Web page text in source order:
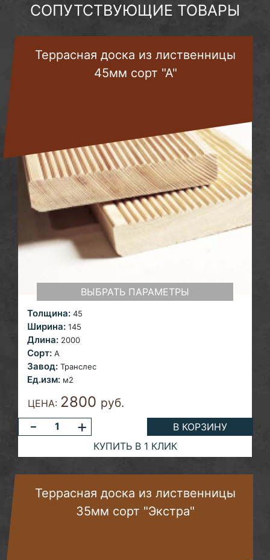
СОПУТСТВУЮЩИЕ ТОВАРЫ
Террасная доска из лиственницы
45мм сорт "А"
ВЫБРАТЬ ПАРАМЕТРЫ
Толщина: 45
Ширина: 145
Длина: 2000
Сорт: A
Завод: Транслес
Ед.изм: м2
ЦЕНА: 2800 руб.
- +
В КОРЗИНУ
КУПИТЬ В 1 КЛИК
Террасная доска из лиственницы
35мм сорт "Экстра"